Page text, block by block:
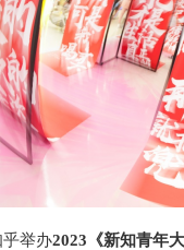
举办2023《新知青年大